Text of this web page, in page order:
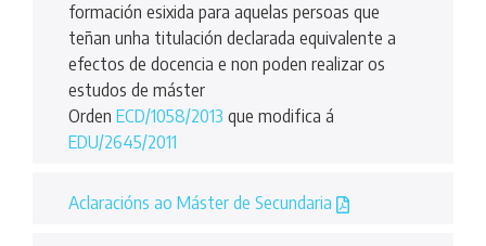
formación esixida para aquelas persoas que
teñan unha titulación declarada equivalente a
efectos de docencia e non poden realizar os
estudos de máster
Orden ECD/1058/2013 que modifica á
EDU/2645/2011
Aclaracións ao Máster de Secundaria